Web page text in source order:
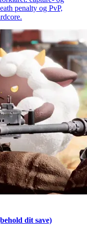
penalty og PvP,
dit save)